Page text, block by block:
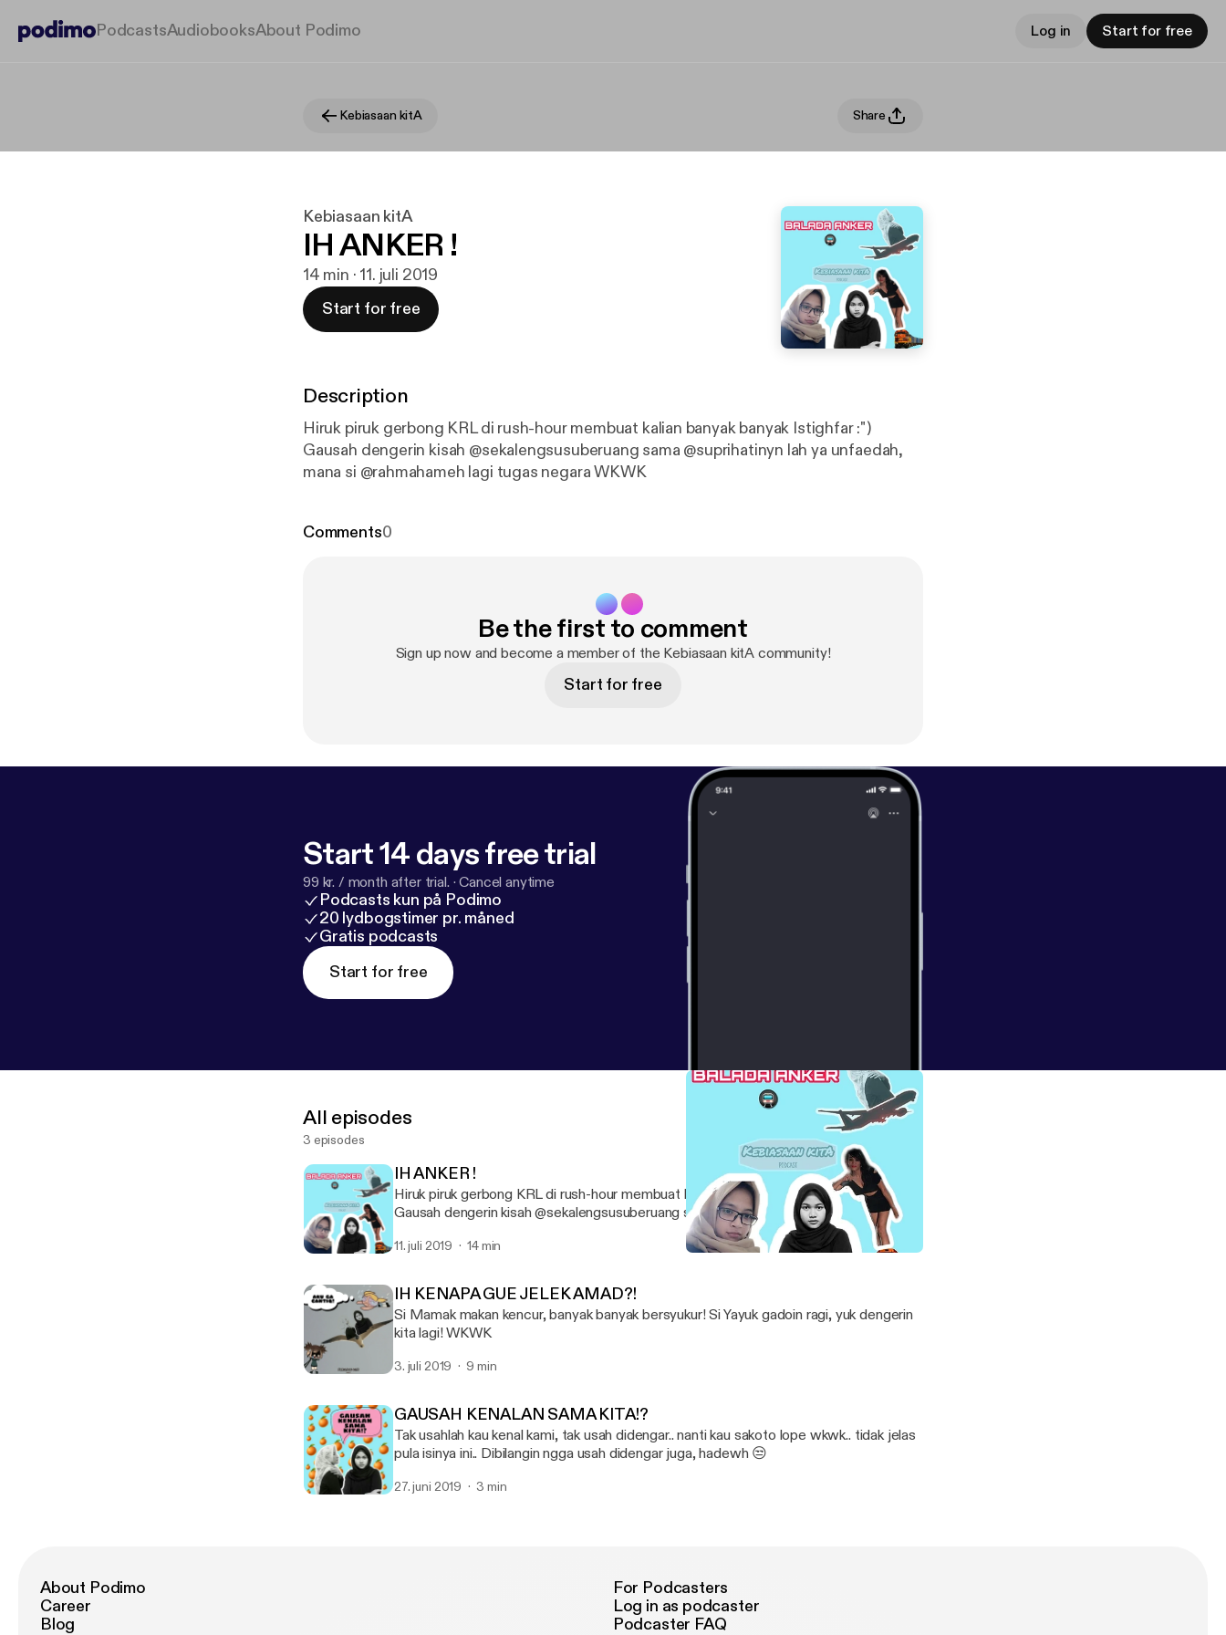
PodcastsAudiobooksAbout Podimo Log in Start for free
Kebiasaan kitA Share
Kebiasaan kitA
IH ANKER !
14 min · 11. juli 2019
Start for free
Description
Hiruk piruk gerbong KRL di rush-hour membuat kalian banyak banyak Istighfar :")
Gausah dengerin kisah @sekalengsusuberuang sama @suprihatinyn lah ya unfaedah,
mana si @rahmahameh lagi tugas negara WKWK
Comments0
Be the first to comment
Sign up now and become a member of the Kebiasaan kitA community!
Start for free
Start 14 days free trial
99 kr. / month after trial. ·Cancel anytime
Podcasts kun på Podimo
20 lydbogstimer pr. måned
Gratis podcasts
Start for free
All episodes
3 episodes
IH ANKER !
Hiruk piruk gerbong KRL di rush-hour membuat kalian banyak banyak Istighfar :")
Gausah dengerin kisah @sekalengsusuberuang sama @suprihatinyn lah ya unfaedah,
mana si @rahmahameh lagi tugas negara WKWK
11. juli 2019 14 min
IH KENAPA GUE JELEK AMAD?!
Si Mamak makan kencur, banyak banyak bersyukur! Si Yayuk gadoin ragi, yuk dengerin
kita lagi! WKWK
3. juli 2019 9 min
GAUSAH KENALAN SAMA KITA!?
Tak usahlah kau kenal kami, tak usah didengar.. nanti kau sakoto lope wkwk.. tidak jelas
pula isinya ini.. Dibilangin ngga usah didengar juga, hadewh 😒
27. juni 2019 3 min
About Podimo
Career
Blog
For Podcasters
Log in as podcaster
Podcaster FAQ